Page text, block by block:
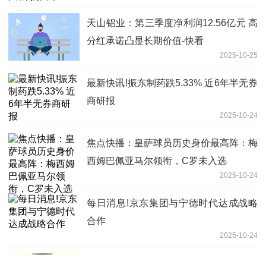
天山铝业：第三季度净利润12.56亿元 高
分红承诺凸显长期价值-快看
2025-10-25
最新快讯!振东制药跌5.33% 近6年半无券
商研报
2025-10-24
焦点快播：皇萨球员历史身价最高阵：梅
西姆巴佩亚马尔领衔，C罗未入选
2025-10-24
每日消息!京东集团与宁德时代达成战略
合作
2025-10-24